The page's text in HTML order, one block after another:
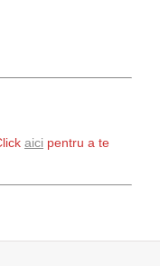
aici pentru a te